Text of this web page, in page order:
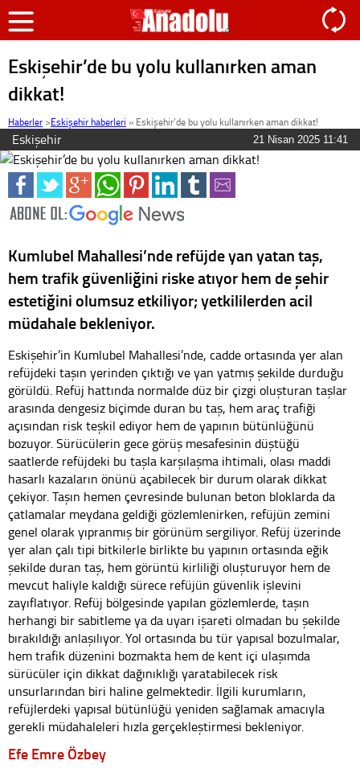
Eskişehir’de bu yolu kullanırken aman
dikkat!
Haberler >Eskişehir haberleri » Eskişehir’de bu yolu kullanırken aman dikkat!
Eskişehir 21 Nisan 2025 11:41
Kumlubel Mahallesi’nde refüjde yan yatan taş,
hem trafik güvenliğini riske atıyor hem de şehir
estetiğini olumsuz etkiliyor; yetkililerden acil
müdahale bekleniyor.
Eskişehir’in Kumlubel Mahallesi’nde, cadde ortasında yer alan
refüjdeki taşın yerinden çıktığı ve yan yatmış şekilde durduğu
görüldü. Refüj hattında normalde düz bir çizgi oluşturan taşlar
arasında dengesiz biçimde duran bu taş, hem araç trafiği
açısından risk teşkil ediyor hem de yapının bütünlüğünü
bozuyor. Sürücülerin gece görüş mesafesinin düştüğü
saatlerde refüjdeki bu taşla karşılaşma ihtimali, olası maddi
hasarlı kazaların önünü açabilecek bir durum olarak dikkat
çekiyor. Taşın hemen çevresinde bulunan beton bloklarda da
çatlamalar meydana geldiği gözlemlenirken, refüjün zemini
genel olarak yıpranmış bir görünüm sergiliyor. Refüj üzerinde
yer alan çalı tipi bitkilerle birlikte bu yapının ortasında eğik
şekilde duran taş, hem görüntü kirliliği oluşturuyor hem de
mevcut haliyle kaldığı sürece refüjün güvenlik işlevini
zayıflatıyor. Refüj bölgesinde yapılan gözlemlerde, taşın
herhangi bir sabitleme ya da uyarı işareti olmadan bu şekilde
bırakıldığı anlaşılıyor. Yol ortasında bu tür yapısal bozulmalar,
hem trafik düzenini bozmakta hem de kent içi ulaşımda
sürücüler için dikkat dağınıklığı yaratabilecek risk
unsurlarından biri haline gelmektedir. İlgili kurumların,
refüjlerdeki yapısal bütünlüğü yeniden sağlamak amacıyla
gerekli müdahaleleri hızla gerçekleştirmesi bekleniyor.
Efe Emre Özbey